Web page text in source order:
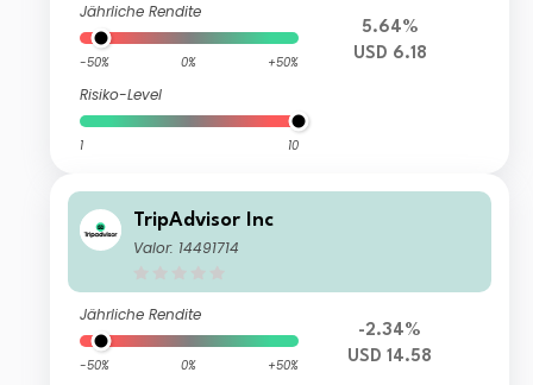
Jährliche Rendite
-50% 0% +50%
Risiko-Level
1 10
5.64%
USD 6.18
TripAdvisor Inc
Valor: 14491714
Jährliche Rendite
-50% 0% +50%
-2.34%
USD 14.58